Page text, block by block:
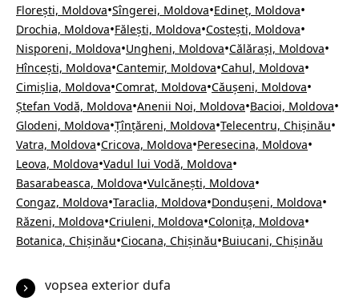
Florești, Moldova•Sîngerei, Moldova•Edineț, Moldova•
Drochia, Moldova•Fălești, Moldova•Costești, Moldova•
Nisporeni, Moldova•Ungheni, Moldova•Călărași, Moldova•
Hîncești, Moldova•Cantemir, Moldova•Cahul, Moldova•
Cimișlia, Moldova•Comrat, Moldova•Căușeni, Moldova•
Ștefan Vodă, Moldova•Anenii Noi, Moldova•Bacioi, Moldova•
Glodeni, Moldova•Țînțăreni, Moldova•Telecentru, Chișinău•
Vatra, Moldova•Cricova, Moldova•Peresecina, Moldova•
Leova, Moldova•Vadul lui Vodă, Moldova•
Basarabeasca, Moldova•Vulcănești, Moldova•
Congaz, Moldova•Taraclia, Moldova•Dondușeni, Moldova•
Răzeni, Moldova•Criuleni, Moldova•Colonița, Moldova•
Botanica, Chișinău•Ciocana, Chișinău•Buiucani, Chișinău
vopsea exterior dufa